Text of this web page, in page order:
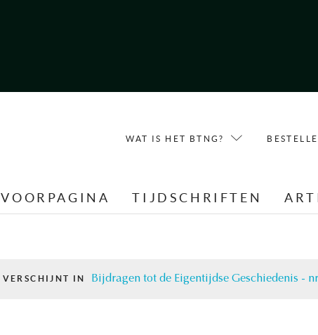
WAT IS HET BTNG?
VOORPAGINA TIJDSCHRIFTEN
VERSCHIJNT IN Bijdragen tot de Eigentijdse Geschiedenis -